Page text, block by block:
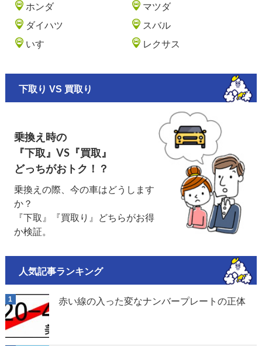
ホンダ
マツダ
ダイハツ
スバル
いすゞ
レクサス
下取り VS 買取り
乗換え時の
『下取』VS『買取』
どっちがおトク！？
乗換えの際、今の車はどうします
か？
『下取』『買取り』どちらがお得
か検証。
人気記事ランキング
赤い線の入った変なナンバープレートの正体